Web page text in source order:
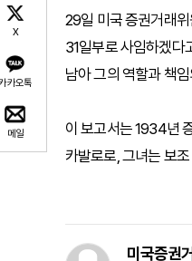
X
카오톡
메일
29일 미국 증권거래
31일부로 사임하겠다
남아 그의 역할과 책
이 보고서는 1934년
카발로로, 그녀는 보
미국증권